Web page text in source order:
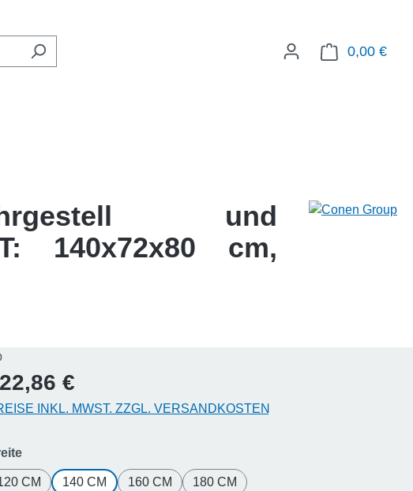
0,00 €
und
140x72x80 cm,
Regulärer Preis:
€
INKL. MWST. ZZGL. VERSANDKOSTEN
auswählen
CM 140 CM 160 CM 180 CM